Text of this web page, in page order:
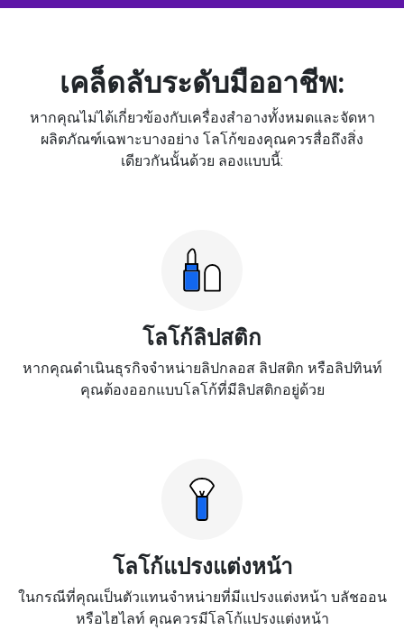
เคล็ดลับระดับมืออาชีพ:
หากคุณไม่ได้เกี่ยวข้องกับเครื่องสำอางทั้งหมดและจัดหา
ผลิตภัณฑ์เฉพาะบางอย่าง โลโก้ของคุณควรสื่อถึงสิ่ง
เดียวกันนั้นด้วย ลองแบบนี้:
โลโก้ลิปสติก
หากคุณดำเนินธุรกิจจำหน่ายลิปกลอส ลิปสติก หรือลิปทินท์
คุณต้องออกแบบโลโก้ที่มีลิปสติกอยู่ด้วย
โลโก้แปรงแต่งหน้า
ในกรณีที่คุณเป็นตัวแทนจำหน่ายที่มีแปรงแต่งหน้า บลัชออน
หรือไฮไลท์ คุณควรมีโลโก้แปรงแต่งหน้า